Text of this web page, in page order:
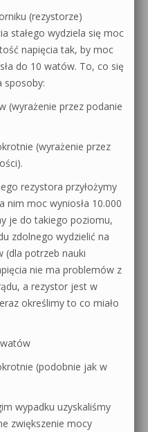
(rezystorze)
stałego wydziela się moc
napięcia tak, by moc
do 10 watów. To, co się
sposoby:
(wyrażenie przez podanie
(wyrażenie przez
rezystora przyłożymy
nim moc wyniosła 10.000
je do takiego poziomu,
zdolnego wydzielić na
(dla potrzeb nauki
nie ma problemów z
a rezystor jest w
określimy to co miało
(podobnie jak w
wypadku uzyskaliśmy
zwiększenie mocy